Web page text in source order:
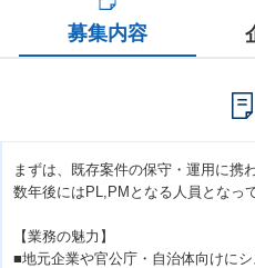
募集内容
まずは、既存案件の保守・運用に携
数年後にはPL,PMとなる人員となっ
【業務の魅力】
■地元企業や官公庁・自治体向けに